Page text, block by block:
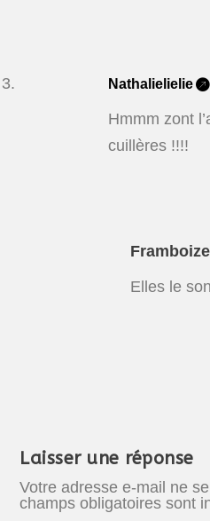
Nathalielielie
Hmmm zont
cuillères !!!!
Framboize
Elles le
Laisser une réponse
Votre adresse e-mail ne
champs obligatoires sont